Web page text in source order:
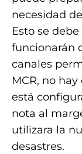
necesidad
Esto se
funcionarán
canales
MCR, no
está
nota al
utilizara la
desastres.